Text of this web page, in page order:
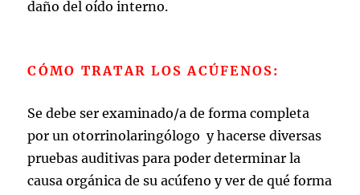
daño del oído interno.
CÓMO TRATAR LOS ACÚFENOS:
Se debe ser examinado/a de forma completa
por un otorrinolaringólogo y hacerse diversas
pruebas auditivas para poder determinar la
causa orgánica de su acúfeno y ver de qué forma